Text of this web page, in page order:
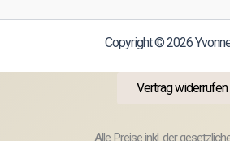
Copyright © 2026
Vertrag widerrufen
Alle Preise inkl. der